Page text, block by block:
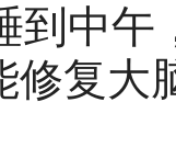
到中午
修复大